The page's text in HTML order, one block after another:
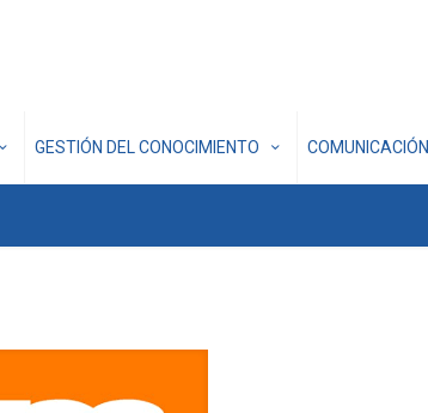
GESTIÓN DEL CONOCIMIENTO COMUNICACIÓN